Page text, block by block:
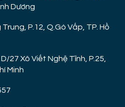
Dương
P.12, Q.Gò Vấp, TP. Hồ
27 Xô Viết Nghệ Tĩnh, P.25,
Minh